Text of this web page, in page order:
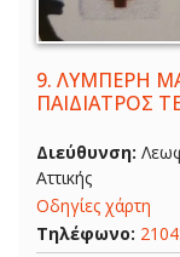
9. ΛΥΜΠΕΡΗ
ΠΑΙΔΙΑΤΡΟΣ
Διεύθυνση:
Αττικής
Οδηγίες χάρτη
Τηλέφωνο: